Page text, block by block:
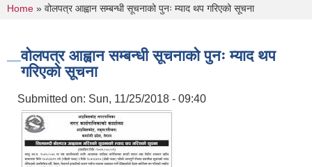
You are here
Home » वोलपत्र आह्वान सम्बन्धी सूचनाको पुनः म्याद थप गरिएको सूचना
वोलपत्र आह्वान सम्बन्धी सूचनाको पुनः म्याद थप
गरिएको सूचना
Submitted on: Sun, 11/25/2018 - 09:40